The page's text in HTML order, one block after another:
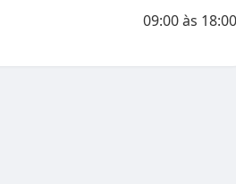
09:00às 18:00